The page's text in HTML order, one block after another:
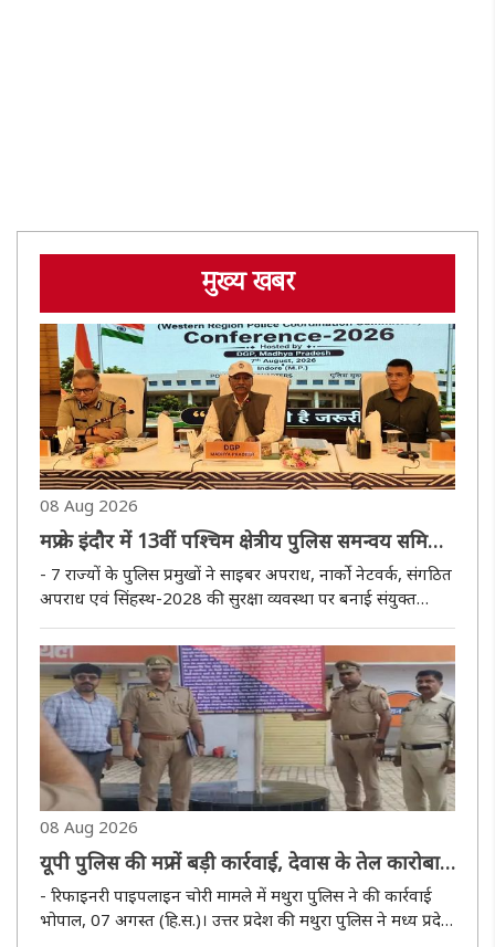
मुख्य खबर
08 Aug 2026
मप्र के इंदौर में 13वीं पश्चिम क्षेत्रीय पुलिस समन्वय समिति
की बैठक सम्पन्न
- 7 राज्यों के पुलिस प्रमुखों ने साइबर अपराध, नार्को नेटवर्क, संगठित
अपराध एवं सिंहस्थ-2028 की सुरक्षा व्यवस्था पर बनाई संयुक्त
रणनीति भोपाल, 07 अगस्त (हि.स.)। मध्य प्रदेश के पुलिस
महानिदेशक कैलाश मकवाणा की अध्यक्षता में 13वीं पश्चिम क्षेत्रीय ..
08 Aug 2026
यूपी पुलिस की मप्र में बड़ी कार्रवाई, देवास के तेल कारोबारी
अशोक जैन की 19.44 करोड़ की संपत्ति कुर्क
- रिफाइनरी पाइपलाइन चोरी मामले में मथुरा पुलिस ने की कार्रवाई
भोपाल, 07 अगस्त (हि.स.)। उत्तर प्रदेश की मथुरा पुलिस ने मध्य प्रदेश